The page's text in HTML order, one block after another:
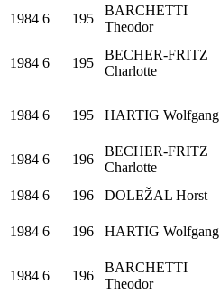
1984 6 195
BARCHETTI
Theodor
1984 6 195
BECHER-FRITZ
Charlotte
1984 6 195 HARTIG Wolfgang
1984 6 196
BECHER-FRITZ
Charlotte
1984 6 196 DOLEŽAL Horst
1984 6 196 HARTIG Wolfgang
1984 6 196
BARCHETTI
Theodor